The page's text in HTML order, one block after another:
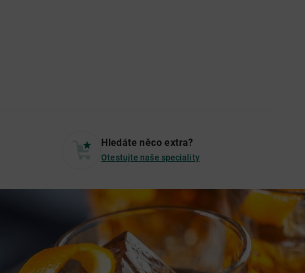
Hledáte něco extra?
Otestujte naše speciality